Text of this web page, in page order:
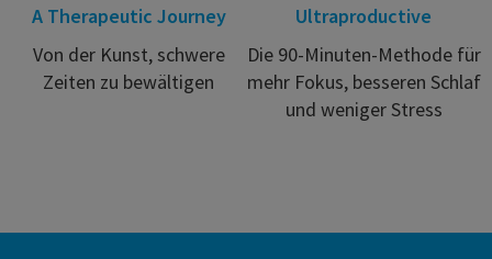
A Therapeutic Journey
Von der Kunst, schwere
Zeiten zu bewältigen
Ultraproductive
Die 90-Minuten-Methode für
mehr Fokus, besseren Schlaf
und weniger Stress